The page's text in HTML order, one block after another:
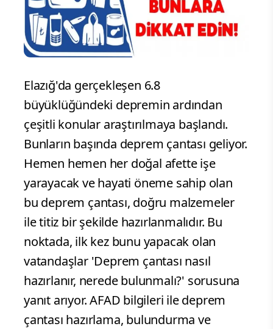
Elazığ'da gerçekleşen 6.8
büyüklüğündeki depremin ardından
çeşitli konular araştırılmaya başlandı.
Bunların başında deprem çantası geliyor.
Hemen hemen her doğal afette işe
yarayacak ve hayati öneme sahip olan
bu deprem çantası, doğru malzemeler
ile titiz bir şekilde hazırlanmalıdır. Bu
noktada, ilk kez bunu yapacak olan
vatandaşlar 'Deprem çantası nasıl
hazırlanır, nerede bulunmalı?' sorusuna
yanıt arıyor. AFAD bilgileri ile deprem
çantası hazırlama, bulundurma ve